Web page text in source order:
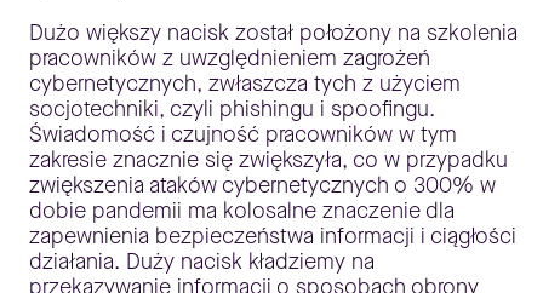
Dużo większy nacisk został położony na szkolenia
pracowników z uwzględnieniem zagrożeń
cybernetycznych, zwłaszcza tych z użyciem
socjotechniki, czyli phishingu i spoofingu.
Świadomość i czujność pracowników w tym
zakresie znacznie się zwiększyła, co w przypadku
zwiększenia ataków cybernetycznych o 300% w
dobie pandemii ma kolosalne znaczenie dla
zapewnienia bezpieczeństwa informacji i ciągłości
działania. Duży nacisk kładziemy na